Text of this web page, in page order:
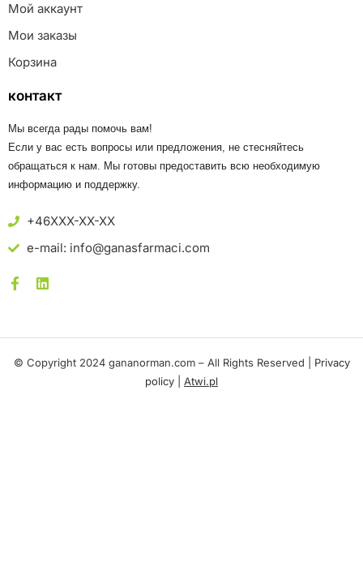
Мой аккаунт
Мои заказы
Корзина
контакт
Мы всегда рады помочь вам!
Если у вас есть вопросы или предложения, не стесняйтесь
обращаться к нам. Мы готовы предоставить всю необходимую
информацию и поддержку.
+46XXX-XX-XX
e-mail: info@ganasfarmaci.com
© Copyright 2024 gananorman.com – All Rights Reserved | Privacy
policy
Atwi.pl